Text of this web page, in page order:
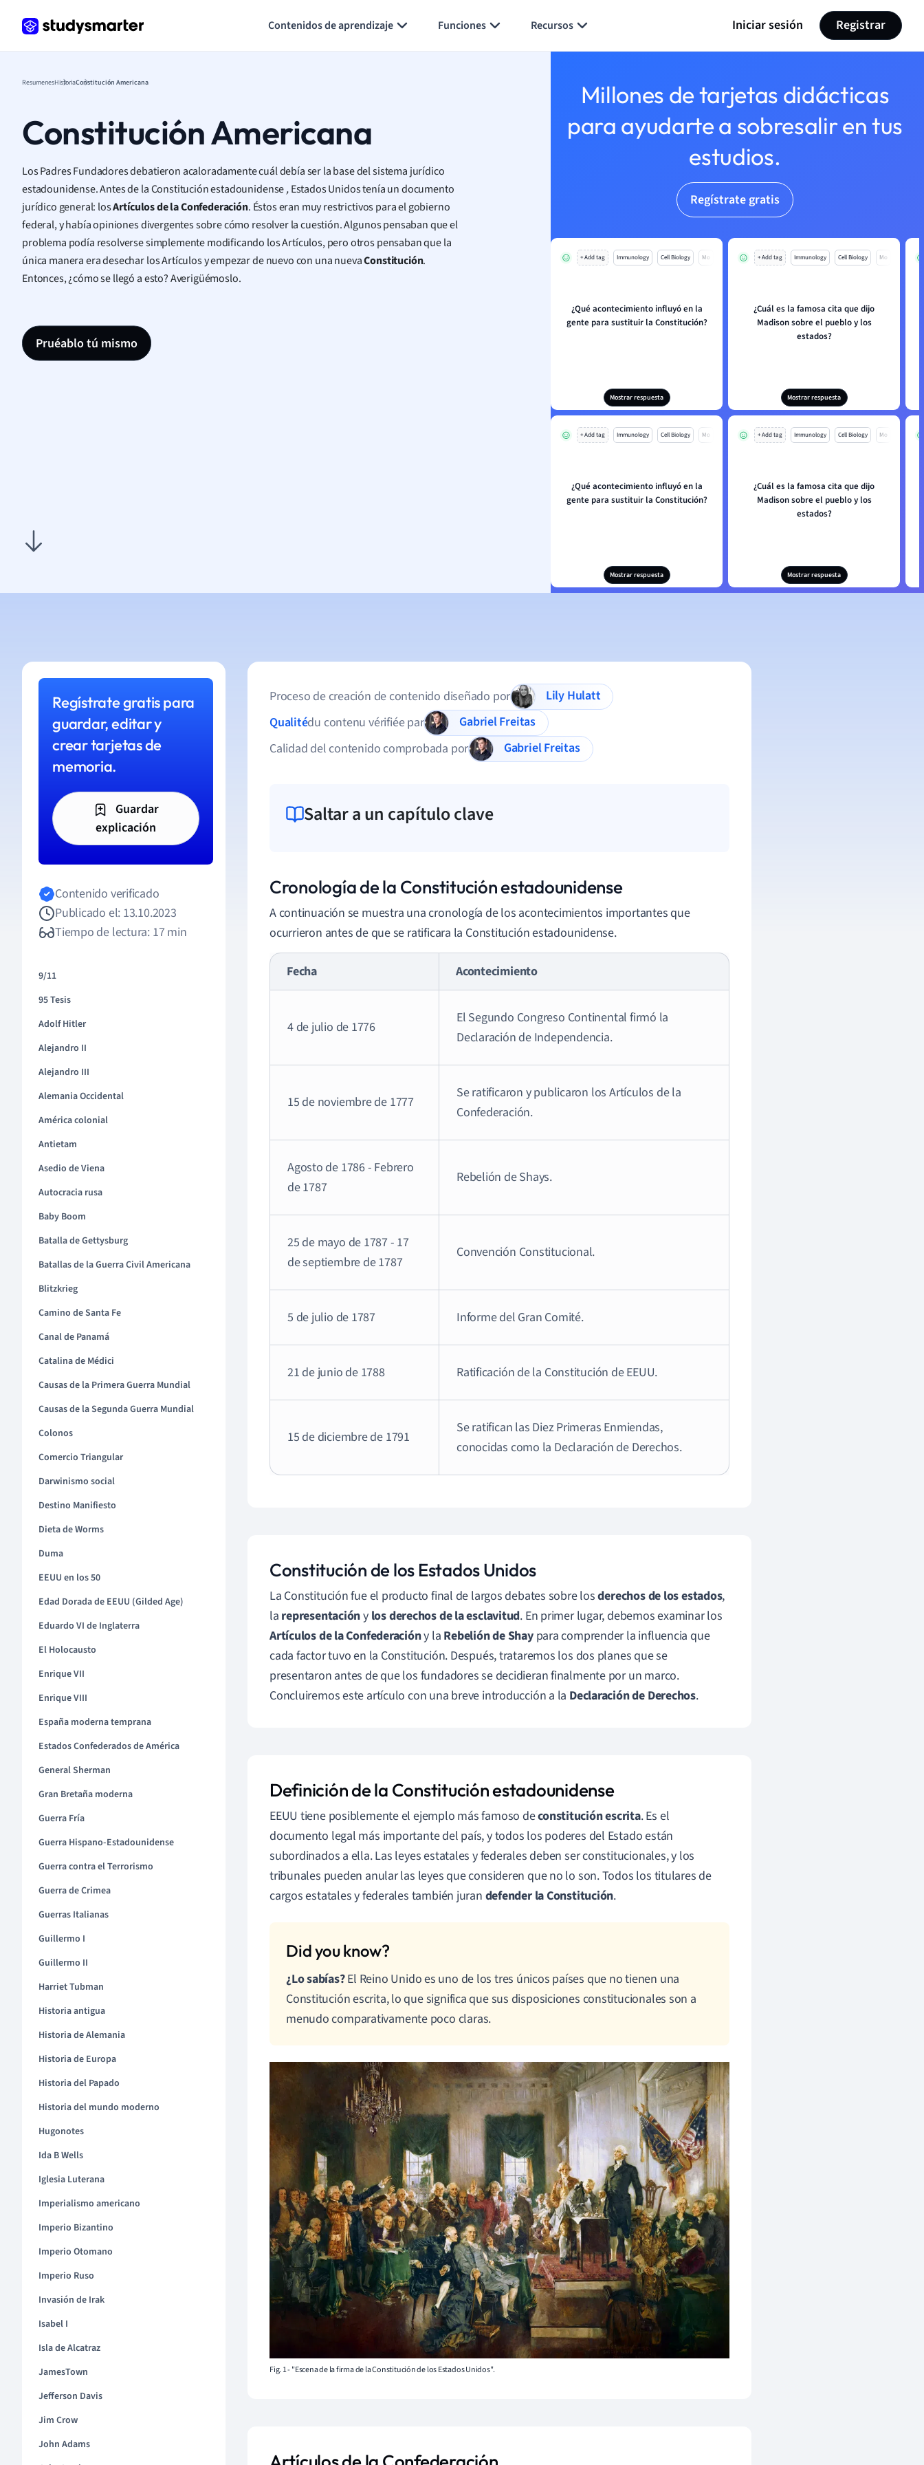
Contenidos de aprendizaje Funciones Recursos Iniciar sesión Registrar
ResumenesHistoriaConstitución Americana
Constitución Americana
Los Padres Fundadores debatieron acaloradamente cuál debía ser la base del sistema jurídico
estadounidense. Antes de la Constitución estadounidense,Estados Unidos tenía un documento
jurídico general: losArtículos de la Confederación. Éstos eran muy restrictivos para el gobierno
federal, y había opiniones divergentes sobre cómo resolver la cuestión. Algunos pensaban que el
problema podía resolverse simplemente modificando los Artículos, pero otros pensaban que la
única manera era desechar los Artículos y empezar de nuevo con una nuevaConstitución.
Entonces, ¿cómo se llegó a esto? Averigüémoslo.
Pruéablo tú mismo
Millones de tarjetas didácticas
para ayudarte a sobresalir en tus
estudios.
Regístrate gratis
+ Add tag Immunology Cell Biology Mo
¿Qué acontecimiento influyó en la
gente para sustituir la Constitución?
Mostrar respuesta
+ Add tag Immunology Cell Biology Mo
¿Cuál es la famosa cita que dijo
Madison sobre el pueblo y los
estados?
Mostrar respuesta
+ Add tag Immunology Cell Biology Mo
¿Qué acontecimiento influyó en la
gente para sustituir la Constitución?
Mostrar respuesta
+ Add tag Immunology Cell Biology Mo
¿Cuál es la famosa cita que dijo
Madison sobre el pueblo y los
estados?
Mostrar respuesta
Regístrate gratis para
guardar, editar y
crear tarjetas de
memoria.
Guardar
explicación
Contenido verificado
Publicado el: 13.10.2023
Tiempo de lectura: 17 min
9/11
95 Tesis
Adolf Hitler
Alejandro II
Alejandro III
Alemania Occidental
América colonial
Antietam
Asedio de Viena
Autocracia rusa
Baby Boom
Batalla de Gettysburg
Batallas de la Guerra Civil Americana
Blitzkrieg
Camino de Santa Fe
Canal de Panamá
Catalina de Médici
Causas de la Primera Guerra Mundial
Causas de la Segunda Guerra Mundial
Colonos
Comercio Triangular
Darwinismo social
Destino Manifiesto
Dieta de Worms
Duma
EEUU en los 50
Edad Dorada de EEUU (Gilded Age)
Eduardo VI de Inglaterra
El Holocausto
Enrique VII
Enrique VIII
España moderna temprana
Estados Confederados de América
General Sherman
Gran Bretaña moderna
Guerra Fría
Guerra Hispano-Estadounidense
Guerra contra el Terrorismo
Guerra de Crimea
Guerras Italianas
Guillermo I
Guillermo II
Harriet Tubman
Historia antigua
Historia de Alemania
Historia de Europa
Historia del Papado
Historia del mundo moderno
Hugonotes
Ida B Wells
Iglesia Luterana
Imperialismo americano
Imperio Bizantino
Imperio Otomano
Imperio Ruso
Invasión de Irak
Isabel I
Isla de Alcatraz
JamesTown
Jefferson Davis
Jim Crow
John Adams
Proceso de creación de contenido diseñado por
Lily Hulatt
Qualitédu contenu vérifiée par
Gabriel Freitas
Calidad del contenido comprobada por
Gabriel Freitas
Saltar a un capítulo clave
Cronología de la Constitución estadounidense
A continuación se muestra una cronología de los acontecimientos importantes que
ocurrieron antes de que se ratificara la Constitución estadounidense.
Fecha Acontecimiento
4 de julio de 1776
El Segundo Congreso Continental firmó la
Declaración de Independencia.
15 de noviembre de 1777
Se ratificaron y publicaron los Artículos de la
Confederación.
Agosto de 1786 - Febrero
de 1787
Rebelión de Shays.
25 de mayo de 1787 - 17
de septiembre de 1787
Convención Constitucional.
5 de julio de 1787 Informe del Gran Comité.
21 de junio de 1788 Ratificación de la Constitución de EEUU.
15 de diciembre de 1791
Se ratifican las Diez Primeras Enmiendas,
conocidas como la Declaración de Derechos.
Constitución de los Estados Unidos
La Constitución fue el producto final de largos debates sobre losderechos de los estados,
la representacióny los derechos de la esclavitud. En primer lugar, debemos examinar los
Artículos de la Confederacióny la Rebelión de Shay para comprender la influencia que
cada factor tuvo en la Constitución. Después, trataremos los dos planes que se
presentaron antes de que los fundadores se decidieran finalmente por un marco.
Concluiremos este artículo con una breve introducción a la Declaración de Derechos.
Definición de la Constitución estadounidense
EEUU tiene posiblemente el ejemplo más famoso deconstitución escrita. Es el
documento legal más importante del país, y todos los poderes del Estado están
subordinados a ella. Las leyes estatales y federales deben ser constitucionales, y los
tribunales pueden anular las leyes que consideren que no lo son. Todos los titulares de
cargos estatales y federales también juran defender la Constitución.
¿Lo sabías?El Reino Unido es uno de los tres únicos países que no tienen una
Constitución escrita, lo que significa que sus disposiciones constitucionales son a
menudo comparativamente poco claras.
Fig. 1 - "Escena de la firma de la Constitución de los Estados Unidos".